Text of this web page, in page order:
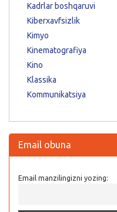
Kadrlar boshqaruvi
Kiberxavfsizlik
Kimyo
Kinematografiya
Kino
Klassika
Kommunikatsiya
Email obuna
Email manzilingizni yozing: